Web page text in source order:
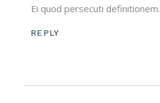
Ei quod persecuti definitionem.
REPLY